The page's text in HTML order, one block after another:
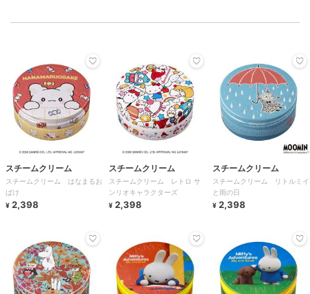
スチームクリーム
スチームクリーム はなまるお
ばけ
¥ 2,398
スチームクリーム
スチームクリーム レトロ サ
ンリオキャラクターズ
¥ 2,398
スチームクリーム
スチームクリーム リトルミイ
と雨の日
¥ 2,398